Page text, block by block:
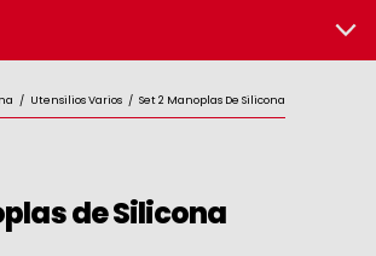
/ Utensilios Varios / Set 2 Manoplas De Silicona
de Silicona